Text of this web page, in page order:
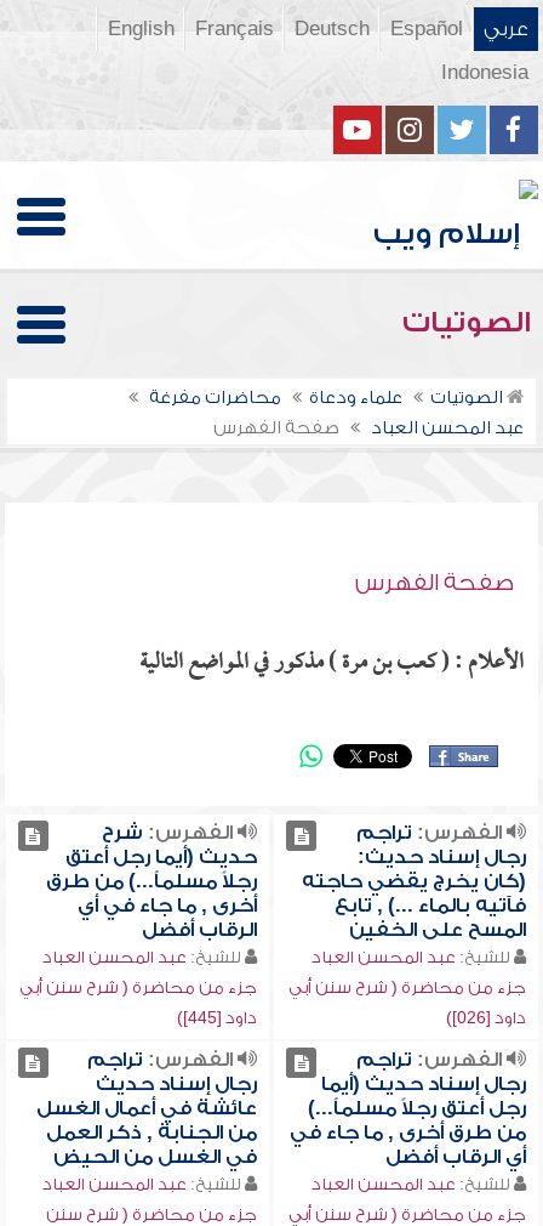
عربي Español
Deutsch
Français
English
Indonesia
الصوتيات
الصوتيات علماء ودعاة
محاضرات مفرغة
عبد المحسن العباد
صفحة الفهرس
صفحة الفهرس
الأعلام : ( كعب بن مرة ) مذكور في المواضع التالية
الفهرس: تراجم
رجال إسناد حديث:
(كان يخرج يقضي حاجته
فآتيه بالماء ...) , تابع
المسح على الخفين
للشيخ: عبد المحسن العباد
جزء من محاضرة ( شرح سنن أبي
داود [026])
الفهرس: شرح
حديث (أيما رجل أعتق
رجلاً مسلماً...) من طرق
أخرى , ما جاء في أي
الرقاب أفضل
للشيخ: عبد المحسن العباد
جزء من محاضرة ( شرح سنن أبي
داود [445])
الفهرس: تراجم
رجال إسناد حديث (أيما
رجل أعتق رجلاً مسلماً...)
من طرق أخرى , ما جاء في
أي الرقاب أفضل
للشيخ: عبد المحسن العباد
جزء من محاضرة ( شرح سنن أبي
الفهرس: تراجم
رجال إسناد حديث
عائشة في أعمال الغسل
من الجنابة , ذكر العمل
في الغسل من الحيض
للشيخ: عبد المحسن العباد
جزء من محاضرة ( شرح سنن